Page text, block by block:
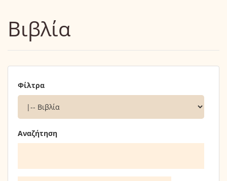
Βιβλία
Φίλτρα
Αναζήτηση